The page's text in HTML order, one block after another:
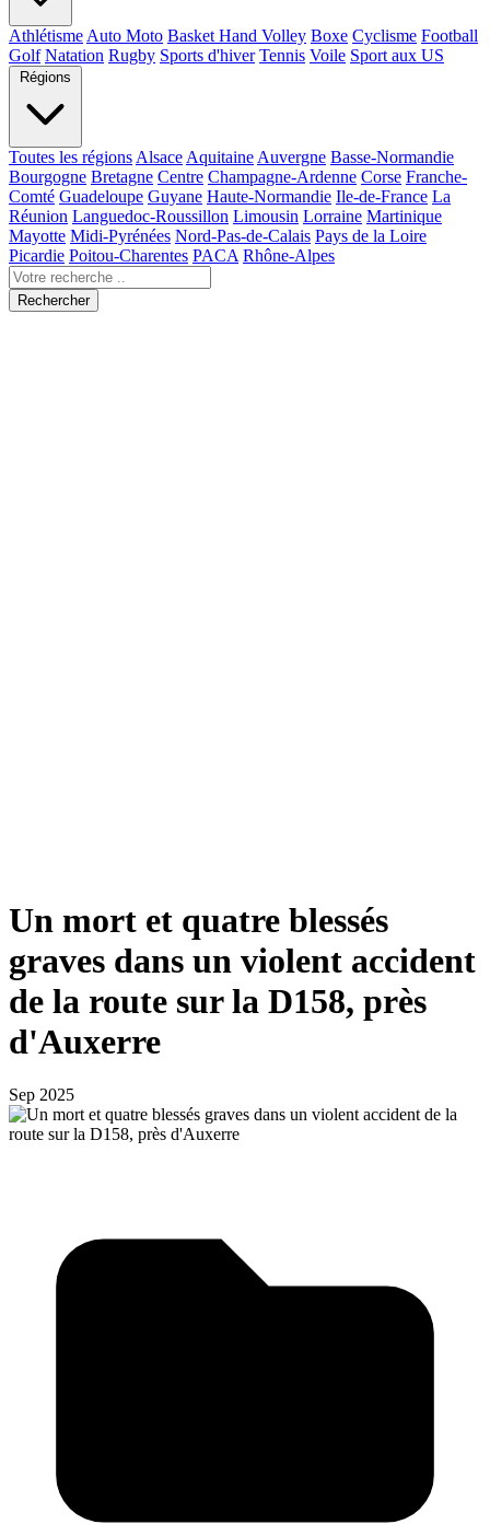
Athlétisme Auto Moto Basket Hand Volley Boxe Cyclisme Football
Golf Natation Rugby Sports d'hiver Tennis Voile Sport aux US
Régions
Toutes les régions Alsace Aquitaine Auvergne Basse-Normandie
Bourgogne Bretagne Centre Champagne-Ardenne Corse Franche-
Comté Guadeloupe Guyane Haute-Normandie Ile-de-France La
Réunion Languedoc-Roussillon Limousin Lorraine Martinique
Mayotte Midi-Pyrénées Nord-Pas-de-Calais Pays de la Loire
Picardie Poitou-Charentes PACA Rhône-Alpes
Rechercher
Un mort et quatre blessés
graves dans un violent accident
de la route sur la D158, près
d'Auxerre
Sep 2025